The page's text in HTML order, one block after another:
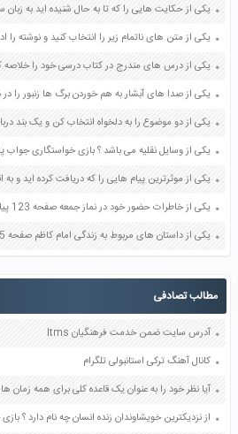
یکی از وسایل نقلیه می باشد ؟ بازی خواستگاری جواب
یکی از خاطرات حضور خود در نماز جمعه صفحه 123 پیام های آسمان هفتم
یکی از داستان های مربوط به زندگی امام کاظم صفحه 45 هدیه های آسمان چهارم
مطالب تصادفی
آدرس سایت ضمن خدمت فرهنگیان ltms
کانال آهنگ ترکی استانبولی تلگرام
از نزدیکترین خویشاوندان زنده انسان چه نام دارد ؟